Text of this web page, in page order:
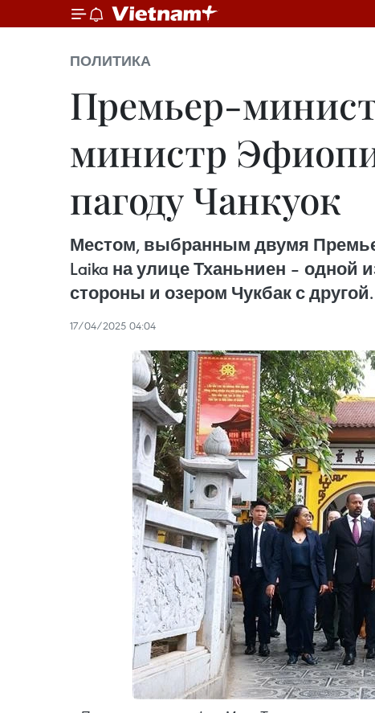
ПОЛИТИКА
Премьер-
министр
пагоду Чанкуок
Местом, выбранным двумя
Laika на улице Тханьниен –
стороны и озером Чукбак с другой.
17/04/2025 04:04